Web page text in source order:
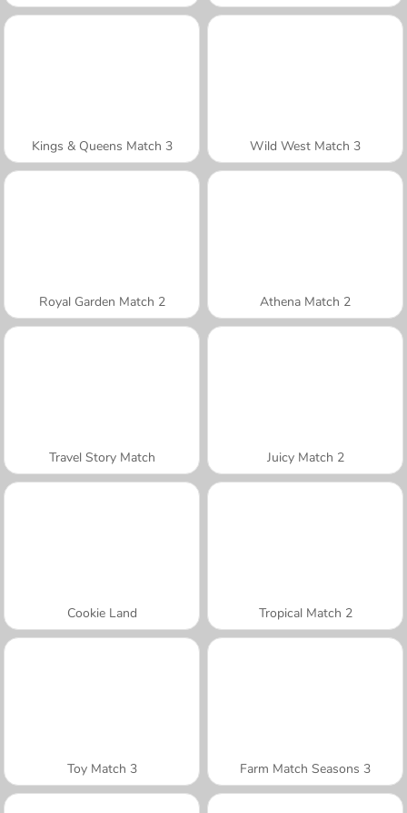
Kings & Queens Match 3 Wild West Match 3
Royal Garden Match 2 Athena Match 2
Travel Story Match Juicy Match 2
Cookie Land Tropical Match 2
Toy Match 3 Farm Match Seasons 3